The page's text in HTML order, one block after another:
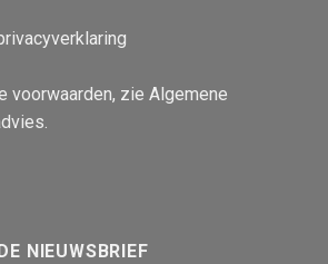
voorwaarden, zie Algemene
.
NIEUWSBRIEF